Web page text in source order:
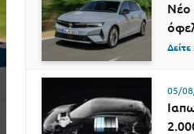
Νέο
05/